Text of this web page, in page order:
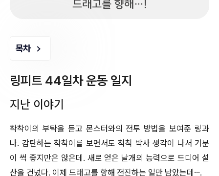
목차
링피트 44일차 운동 일지
지난 이야기
착착이의 부탁을 듣고 몬스터와의 전투 방법을 보여준 링과
나. 감탄하는 착착이를 보면서도 척척 박사 생각이 나서 기분
이 썩 좋지만은 않은데. 새로 얻은 날개의 능력으로 드디어 설
산을 건넜다. 이제 드래고를 향해 전진하는 일만 남았는데….